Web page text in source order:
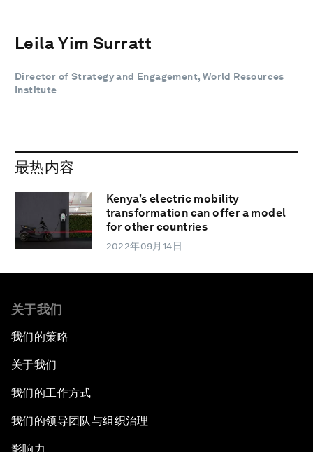
Leila Yim Surratt
Director of Strategy and Engagement, World Resources
Institute
最热内容
Kenya’s electric mobility
transformation can offer a model
for other countries
2022年09月14日
关于我们
我们的策略
关于我们
我们的工作方式
我们的领导团队与组织治理
影响力